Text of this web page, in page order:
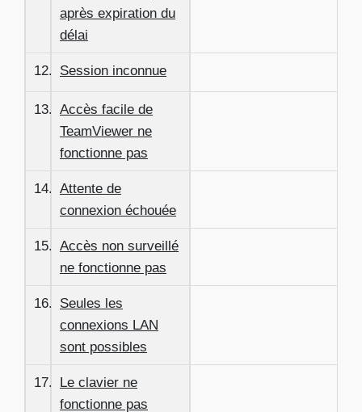
après expiration du
délai
12. Session inconnue
13. Accès facile de
TeamViewer ne
fonctionne pas
14. Attente de
connexion échouée
15. Accès non surveillé
ne fonctionne pas
16.
Seules les
connexions LAN
sont possibles
17.
Le clavier ne
fonctionne pas